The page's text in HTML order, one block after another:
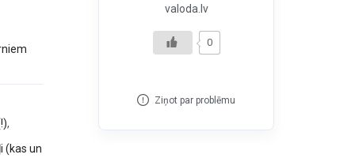
,
(kas un
valoda.lv
0
Ziņot par problēmu